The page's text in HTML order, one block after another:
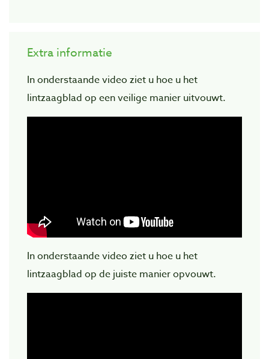
Extra informatie
In onderstaande video ziet u hoe u het
lintzaagblad op een veilige manier uitvouwt.
In onderstaande video ziet u hoe u het
lintzaagblad op de juiste manier opvouwt.